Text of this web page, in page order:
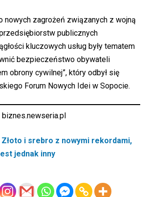
nowych zagrożeń związanych z wojną
publicznych
kluczowych usług były tematem
bezpieczeństwo obywateli
obrony cywilnej”, który odbył się
Forum Nowych Idei w Sopocie.
biznes.newseria.pl
Złoto i srebro z nowymi rekordami,
jednak inny